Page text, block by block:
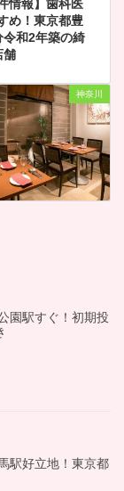
情報】歯科医
め！東京都豊
和2年築の綺
舗
神奈川
園駅すぐ！初期投
駅好立地！東京都